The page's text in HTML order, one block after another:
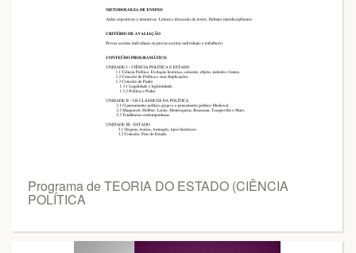
Programa de TEORIA DO ESTADO (CIÊNCIA
POLÍTICA